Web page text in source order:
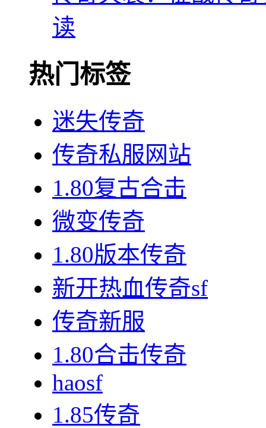
读
热门标签
迷失传奇
传奇私服网站
1.80复古合击
微变传奇
1.80版本传奇
新开热血传奇sf
传奇新服
1.80合击传奇
haosf
1.85传奇